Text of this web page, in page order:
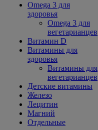
Omega 3 для
здоровья
Omega 3 для
вегетарианцев
Витамин D
Витамины для
здоровья
Витамины для
вегетарианцев
Детские витамины
Железо
Лецитин
Магний
Отдельные